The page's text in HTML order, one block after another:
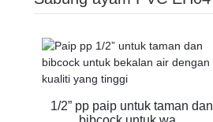
1/2” pp paip untuk taman dan